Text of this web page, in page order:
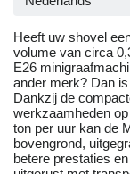
Heeft uw shovel
volume van circa
E26
ander merk? Dan
Dankzij de
werkzaamheden
ton per uur kan de
bovengrond,
betere prestaties